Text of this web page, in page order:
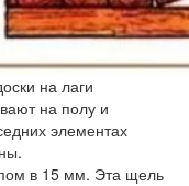
на лаги
на полу и
элементах
в 15 мм. Эта щель